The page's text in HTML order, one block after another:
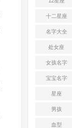
十二星座
名字大全
处女座
女孩名字
宝宝名字
星座
男孩
血型